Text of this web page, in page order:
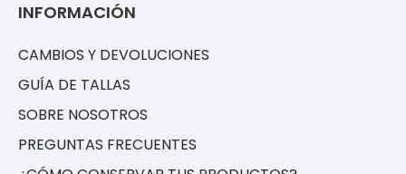
INFORMACIÓN
CAMBIOS Y DEVOLUCIONES
GUÍA DE TALLAS
SOBRE NOSOTROS
PREGUNTAS FRECUENTES